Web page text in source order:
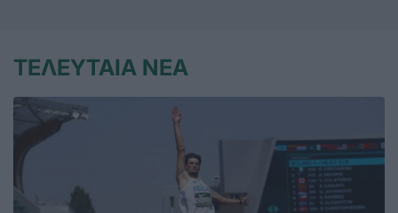
ΤΕΛΕΥΤΑΙΑ ΝΕΑ